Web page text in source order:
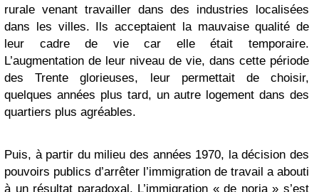
rurale venant travailler dans des industries localisées
dans les villes. Ils acceptaient la mauvaise qualité de
leur cadre de vie car elle était temporaire.
L’augmentation de leur niveau de vie, dans cette période
des Trente glorieuses, leur permettait de choisir,
quelques années plus tard, un autre logement dans des
quartiers plus agréables.
Puis, à partir du milieu des années 1970, la décision des
pouvoirs publics d’arrêter l’immigration de travail a abouti
à un résultat paradoxal. L’immigration « de noria » s’est